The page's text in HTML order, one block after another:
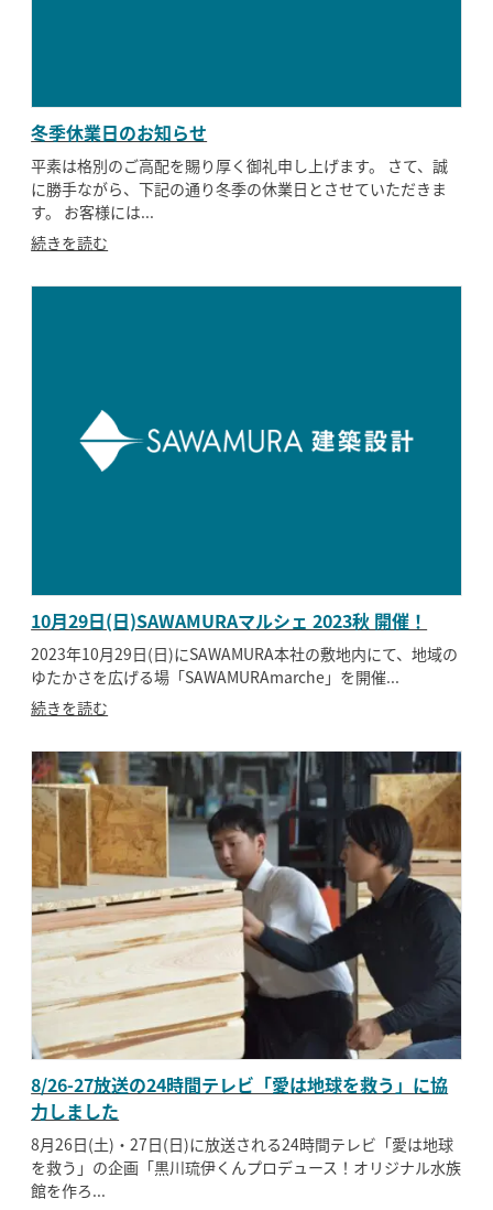
冬季休業日のお知らせ
平素は格別のご高配を賜り厚く御礼申し上げます。 さて、誠
に勝手ながら、下記の通り冬季の休業日とさせていただきま
す。 お客様には...
続きを読む
10月29日(日)SAWAMURAマルシェ 2023秋 開催！
2023年10月29日(日)にSAWAMURA本社の敷地内にて、地域の
ゆたかさを広げる場「SAWAMURAmarche」を開催...
続きを読む
8/26-27放送の24時間テレビ「愛は地球を救う」に協
力しました
8月26日(土)・27日(日)に放送される24時間テレビ「愛は地球
を救う」の企画「黒川琉伊くんプロデュース！オリジナル水族
館を作ろ...